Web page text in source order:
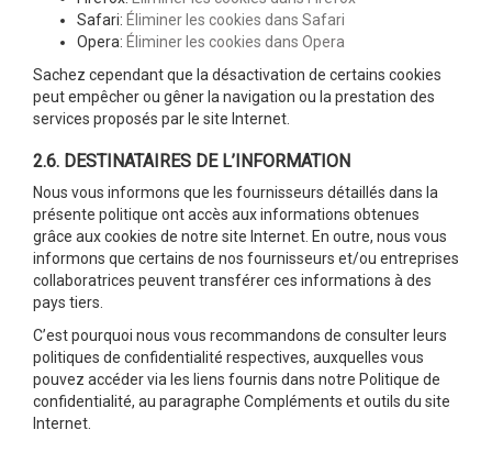
Safari: Éliminer les cookies dans Safari
Opera: Éliminer les cookies dans Opera
Sachez cependant que la désactivation de certains cookies
peut empêcher ou gêner la navigation ou la prestation des
services proposés par le site Internet.
2.6. DESTINATAIRES DE L’INFORMATION
Nous vous informons que les fournisseurs détaillés dans la
présente politique ont accès aux informations obtenues
grâce aux cookies de notre site Internet. En outre, nous vous
informons que certains de nos fournisseurs et/ou entreprises
collaboratrices peuvent transférer ces informations à des
pays tiers.
C’est pourquoi nous vous recommandons de consulter leurs
politiques de confidentialité respectives, auxquelles vous
pouvez accéder via les liens fournis dans notre Politique de
confidentialité, au paragraphe Compléments et outils du site
Internet.